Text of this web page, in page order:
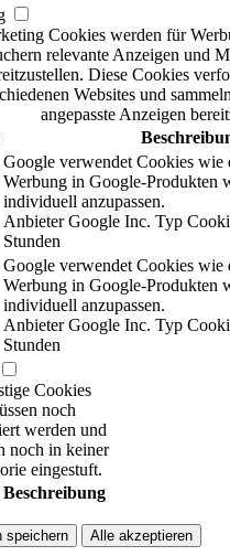
Cookies werden für
relevante Anzeigen und
Diese Cookies
Websites und
angepasste Anzeigen
Google verwendet Cookies
Werbung in Google-Produkten
individuell anzupassen.
Anbieter Google Inc. Typ
Stunden
Google verwendet Cookies wie
Werbung in Google-Produkten
individuell anzupassen.
Anbieter Google Inc. Typ
Stunden
Cookies
noch
werden und
noch in keiner
eingestuft.
Beschreibung
speichern Alle akzeptieren